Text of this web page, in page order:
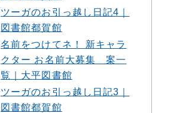
ツーガのお引っ越し日記4｜
図書館都賀館
名前をつけてネ！ 新キャラ
クター お名前大募集 案一
覧｜大平図書館
ツーガのお引っ越し日記3｜
図書館都賀館